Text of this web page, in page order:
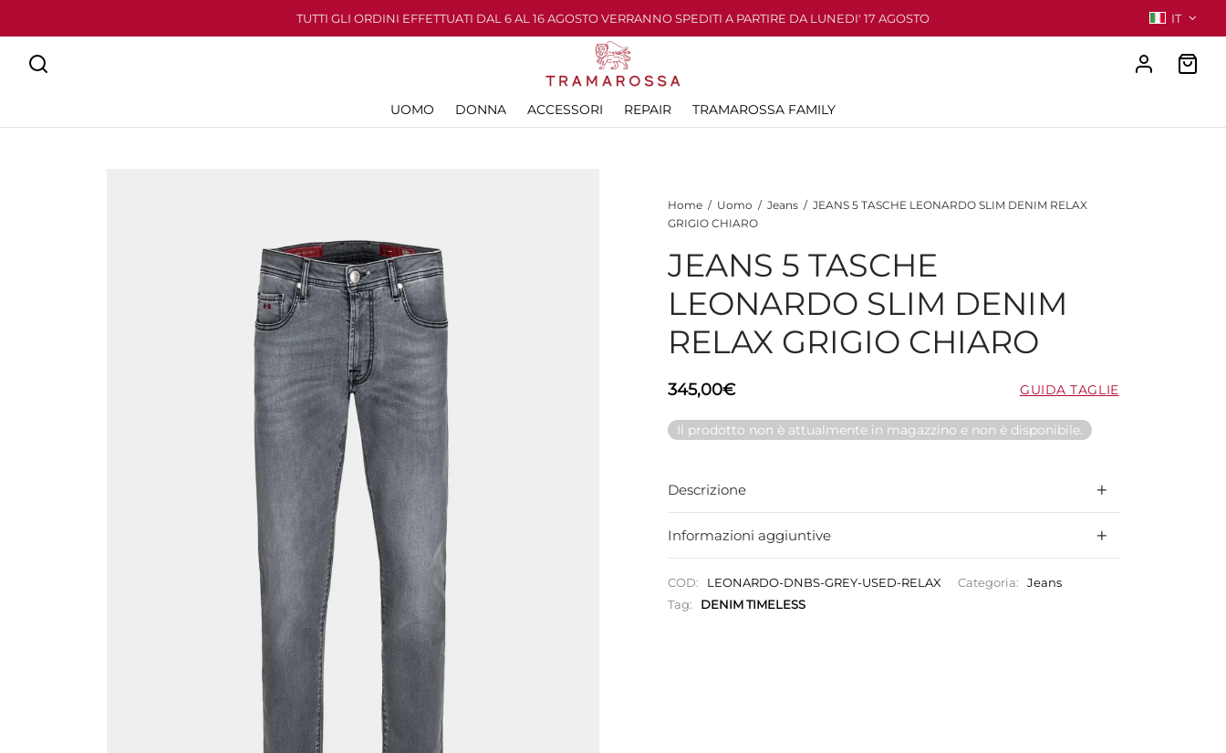
TUTTI GLI ORDINI EFFETTUATI DAL 6 AL 16 AGOSTO VERRANNO SPEDITI A PARTIRE DA LUNEDI' 17 AGOSTO IT
UOMO DONNA ACCESSORI REPAIR TRAMAROSSA FAMILY
Home / Uomo / Jeans / JEANS 5 TASCHE LEONARDO SLIM DENIM RELAX
GRIGIO CHIARO
JEANS 5 TASCHE
LEONARDO SLIM DENIM
RELAX GRIGIO CHIARO
345,00€ GUIDA TAGLIE
Il prodotto non è attualmente in magazzino e non è disponibile.
Descrizione
Informazioni aggiuntive
COD: LEONARDO-DNBS-GREY-USED-RELAX Categoria:
Jeans
Tag:
DENIM TIMELESS